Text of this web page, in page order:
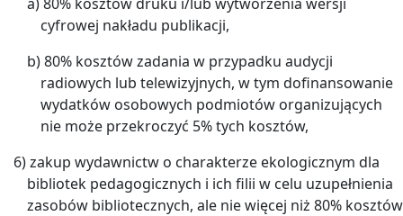
cyfrowej nakładu publikacji,
b) 80% kosztów zadania w przypadku audycji
radiowych lub telewizyjnych, w tym dofinansowanie
wydatków osobowych podmiotów organizujących
nie może przekroczyć 5% tych kosztów,
6) zakup wydawnictw o charakterze ekologicznym dla
bibliotek pedagogicznych i ich filii w celu uzupełnienia
zasobów bibliotecznych, ale nie więcej niż 80% kosztów